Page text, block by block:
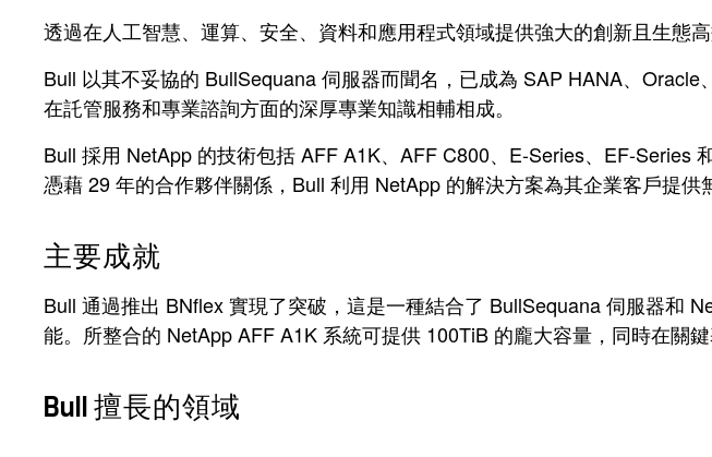
透過在人工智慧、運算、安全、資料和應用程式領域提供強大的創新且生態
Bull 以其不妥協的 BullSequana 伺服器而聞名，已成為 SAP HANA、
在託管服務和專業諮詢方面的深厚專業知識相輔相成。
Bull 採用 NetApp 的技術包括 AFF A1K、AFF C800、E-Series、EF-Series
憑藉 29 年的合作夥伴關係，Bull 利用 NetApp 的解決方案為其企業客戶提供
主要成就
Bull 通過推出 BNflex 實現了突破，這是一種結合了 BullSequana 伺服器和
能。所整合的 NetApp AFF A1K 系統可提供 100TiB 的龐大容量，同時在關鍵
Bull 擅長的領域